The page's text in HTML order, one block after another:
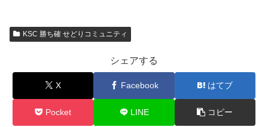
KSC 勝ち確 せどりコミュニティ
シェアする
X Facebook はてブ
Pocket LINE コピー